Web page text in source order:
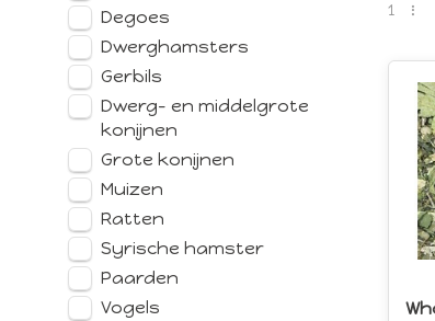
Degoes
Dwerghamsters
Gerbils
Dwerg- en middelgrote
konijnen
Grote konijnen
Muizen
Ratten
Syrische hamster
Paarden
Vogels
1